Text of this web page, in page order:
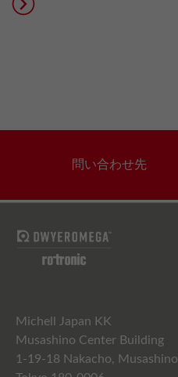
問い合わせ先
Michell Japan KK
Musashino Center Building
1-19-18 Nakacho, Musashino